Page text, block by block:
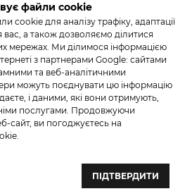
Політика
конфіденційності
ДО НАС У СОЦМЕРЕЖАХ
— веб–студія ”Бренд–A“
файли cookie
cookie для аналізу трафіку, адаптації
а також дозволяємо ділитися
мережах. Ми ділимося інформацією
з партнерами Google: сайтами
та веб-аналітичними
можуть поєднувати цю інформацію
і даними, які вони отримують,
послугами. Продовжуючи
сайт, ви погоджуєтесь на
ПІДТВЕРДИТИ